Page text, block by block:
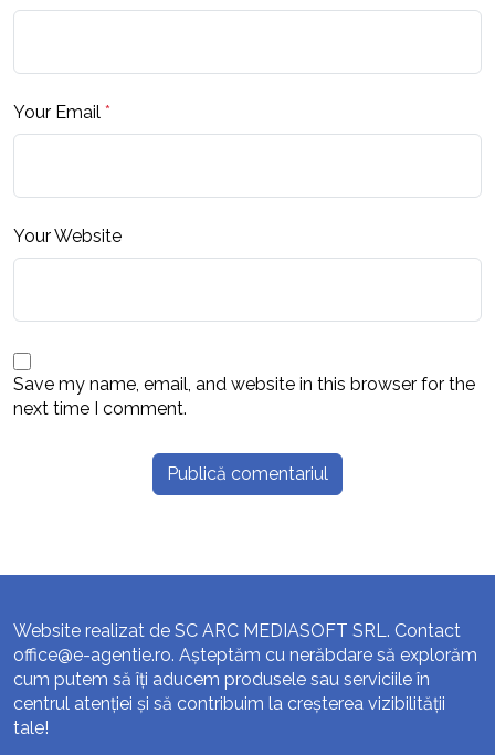
Your Email *
Your Website
Save my name, email, and website in this browser for the
next time I comment.
Website realizat de SC ARC MEDIASOFT SRL. Contact
office@e-agentie.ro. Așteptăm cu nerăbdare să explorăm
cum putem să îți aducem produsele sau serviciile în
centrul atenției și să contribuim la creșterea vizibilității
tale!